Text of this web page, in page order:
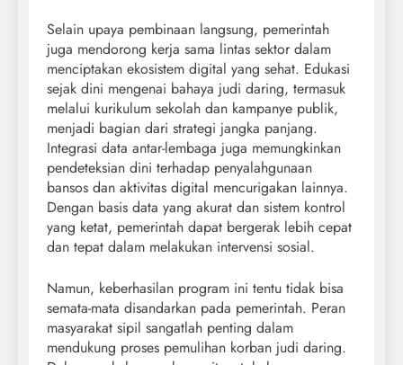
Selain upaya pembinaan langsung, pemerintah
juga mendorong kerja sama lintas sektor dalam
menciptakan ekosistem digital yang sehat. Edukasi
sejak dini mengenai bahaya judi daring, termasuk
melalui kurikulum sekolah dan kampanye publik,
menjadi bagian dari strategi jangka panjang.
Integrasi data antar-lembaga juga memungkinkan
pendeteksian dini terhadap penyalahgunaan
bansos dan aktivitas digital mencurigakan lainnya.
Dengan basis data yang akurat dan sistem kontrol
yang ketat, pemerintah dapat bergerak lebih cepat
dan tepat dalam melakukan intervensi sosial.
Namun, keberhasilan program ini tentu tidak bisa
semata-mata disandarkan pada pemerintah. Peran
masyarakat sipil sangatlah penting dalam
mendukung proses pemulihan korban judi daring.